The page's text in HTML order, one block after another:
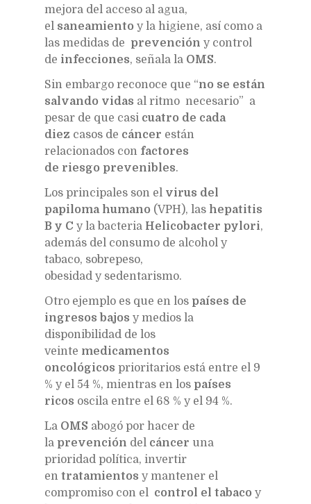
mejora del acceso al agua,
el saneamiento y la higiene, así como a
las medidas de prevención y control
de infecciones, señala la OMS.
Sin embargo reconoce que “no se están
salvando vidas al ritmo necesario” a
pesar de que casi cuatro de cada
diez casos de cáncer están
relacionados con factores
de riesgo prevenibles.
Los principales son el virus del
papiloma humano (VPH), las hepatitis
B y C y la bacteria Helicobacter pylori,
además del consumo de alcohol y
tabaco, sobrepeso,
obesidad y sedentarismo.
Otro ejemplo es que en los países de
ingresos bajos y medios la
disponibilidad de los
veinte medicamentos
oncológicos prioritarios está entre el 9
% y el 54 %, mientras en los países
ricos oscila entre el 68 % y el 94 %.
La OMS abogó por hacer de
la prevención del cáncer una
prioridad política, invertir
en tratamientos y mantener el
compromiso con el control el tabaco y